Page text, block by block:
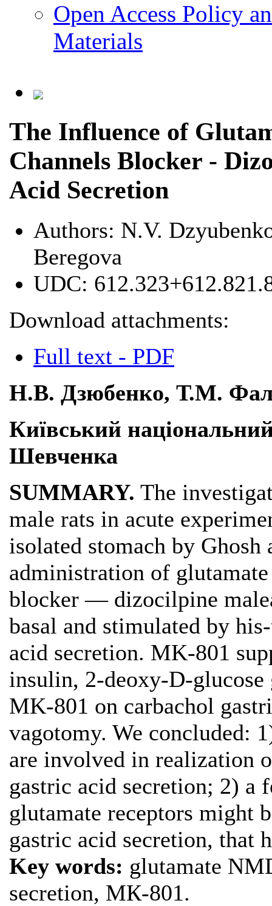
Open Access Policy
Materials
The Influence of
Channels Blocker -
Acid Secretion
Authors: N.V.
Вeregova
UDC:
Download attachments:
Full text - PDF
Н.В. Дзюбенко, Т.М.
Київський
Шевченка
SUMMARY. The
male rats in acute
isolated stomach by
administration of
blocker — dizocilpine
basal and stimulated by
acid secretion. MK-801
insulin, 2-deoxy-D-
MK-801 on carbachol
vagotomy. We concluded:
are involved in realization
gastric acid secretion; 2) a
glutamate receptors might
gastric acid secretion, that
Key words: glutamate
secretion, МК-801.